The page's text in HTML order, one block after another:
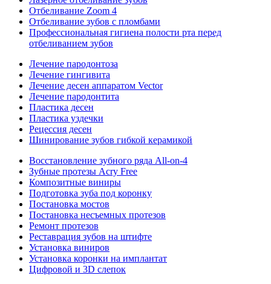
Отбеливание Zoom 4
Отбеливание зубов с пломбами
Профессиональная гигиена полости рта перед
отбеливанием зубов
Лечение пародонтоза
Лечение гингивита
Лечение десен аппаратом Vector
Лечение пародонтита
Пластика десен
Пластика уздечки
Рецессия десен
Шинирование зубов гибкой керамикой
Восстановление зубного ряда All‑on‑4
Зубные протезы Acry Free
Композитные виниры
Подготовка зуба под коронку
Постановка мостов
Постановка несъемных протезов
Ремонт протезов
Реставрация зубов на штифте
Установка виниров
Установка коронки на имплантат
Цифровой и 3D слепок